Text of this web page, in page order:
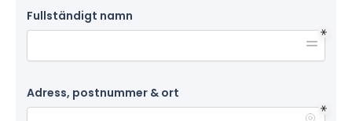
Fullständigt namn
Adress, postnummer & ort